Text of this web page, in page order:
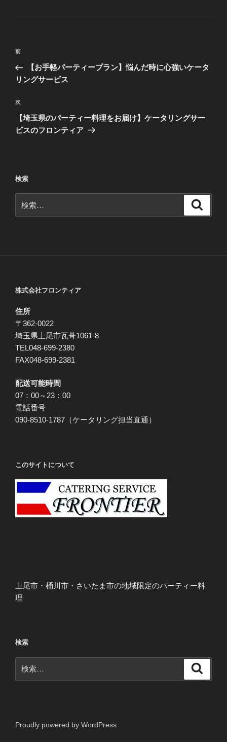
投
ナ
ゲ
ー
シ
前
の
投
前
【お手軽パーティープラン】悩んだ時に心強いケータ
リングサービス
次
の
投
次
【埼玉県のパーティー料理をお届け】ケータリングサー
ビスのフロンティア
検索
索:
株式会社フロンティア
住所
〒362-0022
埼玉県上尾市瓦葺1061-8
TEL048-699-2380
FAX048-699-2381
配送可能時間
07：00～23：00
電話番号
090-8510-1787（ケータリング担当直通）
このサイトについて
上尾市・桶川市・さいたま市の地域限定のパーティー料
理
検索
索:
Proudly powered by WordPress